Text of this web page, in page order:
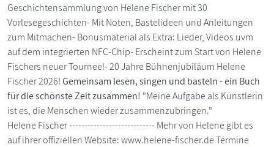
Geschichtensammlung von Helene Fischer mit 30
Vorlesegeschichten- Mit Noten, Bastelideen und Anleitungen
zum Mitmachen- Bonusmaterial als Extra: Lieder, Videos uvm
auf dem integrierten NFC-Chip- Erscheint zum Start von Helene
Fischers neuer Tournee!- 20 Jahre Bühnenjubiläum Helene
Fischer 2026!Gemeinsam lesen, singen und basteln - ein Buch
für die schönste Zeit zusammen! "Meine Aufgabe als Künstlerin
ist es, die Menschen wieder zusammenzubringen."
Helene Fischer ---------------------------- Mehr von Helene gibt es
auf ihrer offiziellen Website: www.helene-fischer.de Termine